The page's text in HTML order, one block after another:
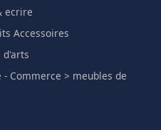
ecrire
Accessoires
d'arts
Commerce > meubles de